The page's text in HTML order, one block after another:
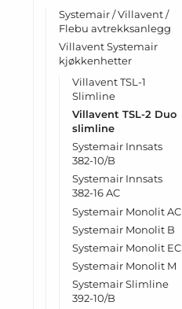
Systemair / Villavent /
Flebu avtrekksanlegg
Villavent Systemair
kjøkkenhetter
Villavent TSL-1
Slimline
Villavent TSL-2 Duo
slimline
Systemair Innsats
382-10/B
Systemair Innsats
382-16 AC
Systemair Monolit AC
Systemair Monolit B
Systemair Monolit EC
Systemair Monolit M
Systemair Slimline
392-10/B